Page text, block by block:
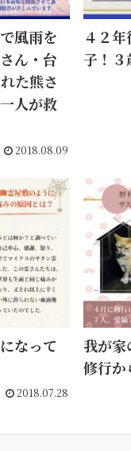
風雨を
ん・台
た熊さ
人が救
2018.08.09
４２
子！３
なって
2018.07.28
我が
修行か